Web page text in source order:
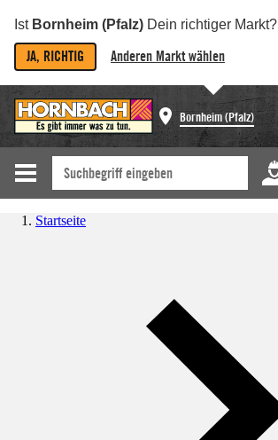
Ist Bornheim (Pfalz) Dein richtiger Markt?
JA, RICHTIG Anderen Markt wählen
Bornheim (Pfalz)
Startseite